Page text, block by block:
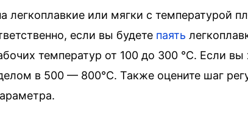
или мягки с температурой
если вы будете паять
температур от 100 до 300 °С. Если вы
в 500 — 800°С. Также оцените шаг